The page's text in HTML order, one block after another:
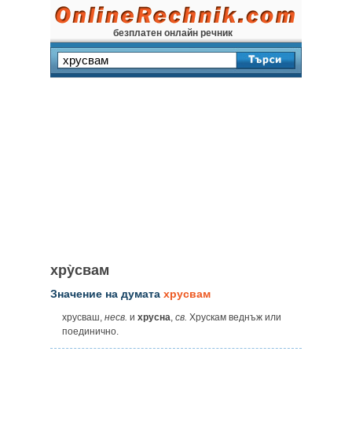
безплатен онлайн речник
хру̀свам
Значение на думата хрусвам
хрусваш, несв. и хрусна, св. Хрускам веднъж или
поединично.